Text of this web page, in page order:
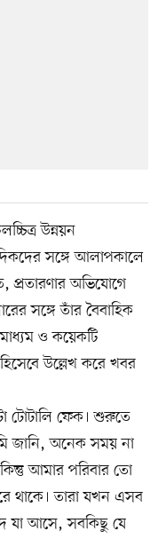
উন্নয়ন
সঙ্গে আলাপকালে
প্রতারণার অভিযোগে
সঙ্গে তাঁর বৈবাহিক
ও কয়েকটি
হিসেবে উল্লেখ করে খবর
টোটালি ফেক। শুরুতে
জানি, অনেক সময় না
আমার পরিবার তো
থাকে। তারা যখন এসব
যা আসে, সবকিছু যে